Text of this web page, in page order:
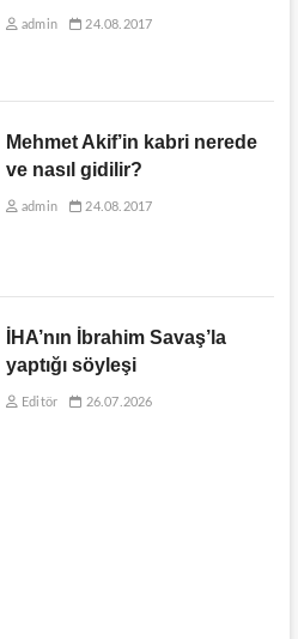
admin 24.08.2017
Mehmet Akif’in kabri nerede
ve nasıl gidilir?
admin 24.08.2017
İHA’nın İbrahim Savaş’la
yaptığı söyleşi
Editör 26.07.2026